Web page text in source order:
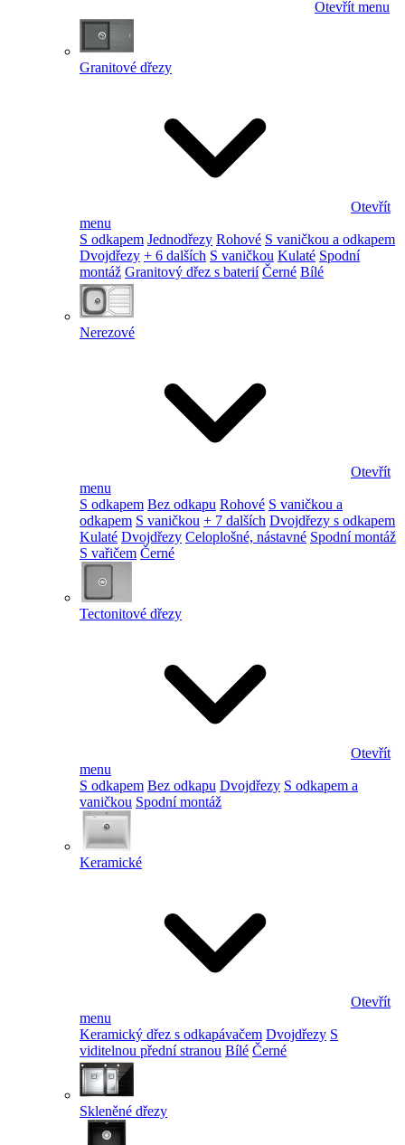
Otevřít menu
Granitové dřezy
Otevřít
menu
S odkapem Jednodřezy Rohové S vaničkou a odkapem
Dvojdřezy + 6 dalších S vaničkou Kulaté Spodní
montáž Granitový dřez s baterií Černé Bílé
Nerezové
Otevřít
menu
S odkapem Bez odkapu Rohové S vaničkou a
odkapem S vaničkou + 7 dalších Dvojdřezy s odkapem
Kulaté Dvojdřezy Celoplošné, nástavné Spodní montáž
S vařičem Černé
Tectonitové dřezy
Otevřít
menu
S odkapem Bez odkapu Dvojdřezy S odkapem a
vaničkou Spodní montáž
Keramické
Otevřít
menu
Keramický dřez s odkapávačem Dvojdřezy S
viditelnou přední stranou Bílé Černé
Skleněné dřezy